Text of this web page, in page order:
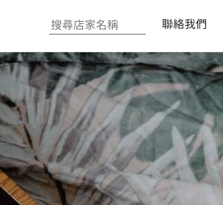
聯絡我們